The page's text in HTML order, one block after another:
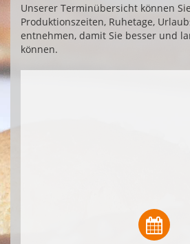
Unserer Terminübersicht können
Produktionszeiten, Ruhetage,
entnehmen, damit Sie besser und
können.